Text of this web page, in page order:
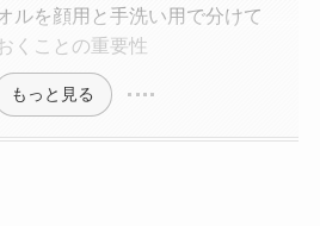
ルを顔用と手洗い用で分けて
くことの重要性
もっと見る